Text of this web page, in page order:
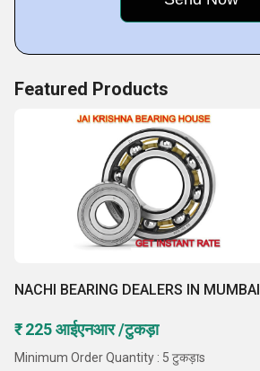
Featured Products
NACHI BEARING DEALERS IN MUMBAI
₹ 225 आईएनआर /टुकड़ा
Minimum Order Quantity : 5 टुकड़ाs